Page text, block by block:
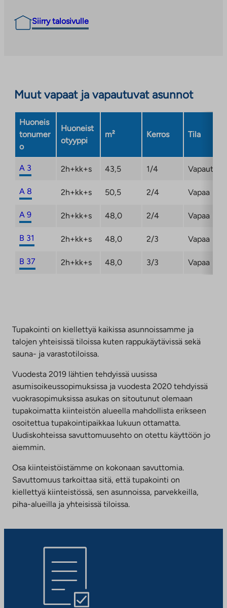
Siirry talosivulle
Muut vapaat ja vapautuvat asunnot
Huoneis
tonumer
o
Huoneist
otyyppi
m² Kerros Tila
A 3 2h+kk+s 43,5 1/4
A 8 2h+kk+s 50,5 2/4 Vapaa
A 9 2h+kk+s 48,0 2/4 Vapaa
B 31 2h+kk+s 48,0 2/3 Vapaa
B 37 2h+kk+s 48,0 3/3 Vapaa
Tupakointi on kiellettyä kaikissa asunnoissamme ja
talojen yhteisissä tiloissa kuten rappukäytävissä sekä
sauna- ja varastotiloissa.
Vuodesta 2019 lähtien tehdyissä uusissa
asumisoikeussopimuksissa ja vuodesta 2020 tehdyissä
vuokrasopimuksissa asukas on sitoutunut olemaan
tupakoimatta kiinteistön alueella mahdollista erikseen
osoitettua tupakointipaikkaa lukuun ottamatta.
Uudiskohteissa savuttomuusehto on otettu käyttöön jo
aiemmin.
Osa kiinteistöistämme on kokonaan savuttomia.
Savuttomuus tarkoittaa sitä, että tupakointi on
kiellettyä kiinteistössä, sen asunnoissa, parvekkeilla,
piha-alueilla ja yhteisissä tiloissa.